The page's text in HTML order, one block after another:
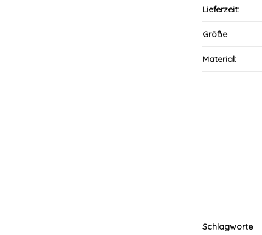
Lieferzeit:
Größe
Material:
Schlagworte